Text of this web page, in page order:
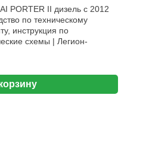
PORTER II дизель с 2012
по техническому
инструкция по
схемы | Легион-